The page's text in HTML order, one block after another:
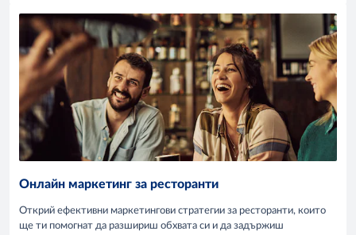
Онлайн маркетинг за ресторанти
Открий ефективни маркетингови стратегии за ресторанти, които
ще ти помогнат да разшириш обхвата си и да задържиш